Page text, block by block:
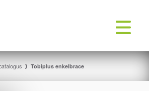
Tobiplus enkelbrace